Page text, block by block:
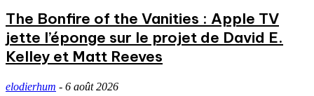
The Bonfire of the Vanities : Apple TV
jette l’éponge sur le projet de David E.
Kelley et Matt Reeves
elodierhum - 6 août 2026